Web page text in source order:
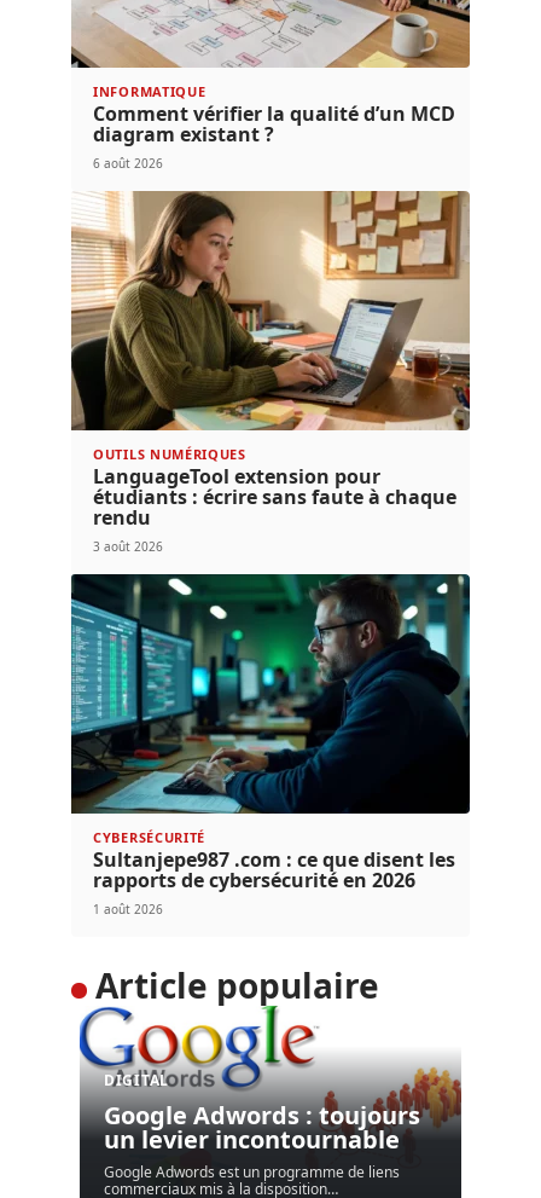
INFORMATIQUE
Comment vérifier la qualité d’un MCD
diagram existant ?
6 août 2026
OUTILS NUMÉRIQUES
LanguageTool extension pour
étudiants : écrire sans faute à chaque
rendu
3 août 2026
CYBERSÉCURITÉ
Sultanjepe987 .com : ce que disent les
rapports de cybersécurité en 2026
1 août 2026
Article populaire
DIGITAL
Google Adwords : toujours
un levier incontournable
Google Adwords est un programme de liens
commerciaux mis à la disposition…